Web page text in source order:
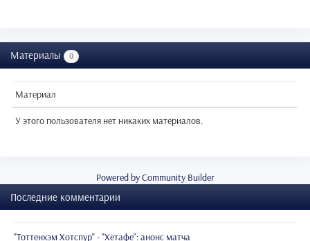
Материалы 0
Материал
У этого пользователя нет никаких материалов.
Powered by Community Builder
Последние комментарии
"Тоттенхэм Хотспур" - "Хетафе": анонс матча